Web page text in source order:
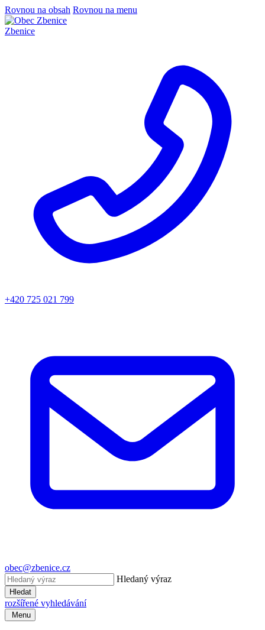
Rovnou na obsah Rovnou na menu
Zbenice
+420 725 021 799
obec@zbenice.cz
Hledaný výraz
Hledat
rozšířené vyhledávání
Menu